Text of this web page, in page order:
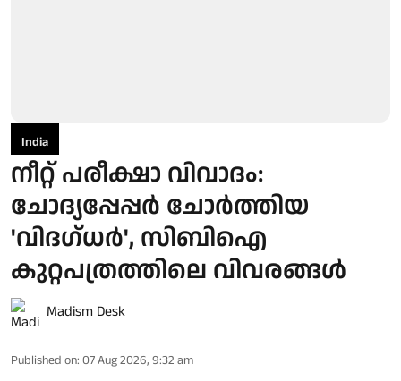
India
നീറ്റ് പരീക്ഷാ വിവാദം:
ചോദ്യപ്പേപ്പർ ചോർത്തിയ
'വിദഗ്ധർ', സിബിഐ
കുറ്റപത്രത്തിലെ വിവരങ്ങൾ
Madism Desk
Published on: 07 Aug 2026, 9:32 am